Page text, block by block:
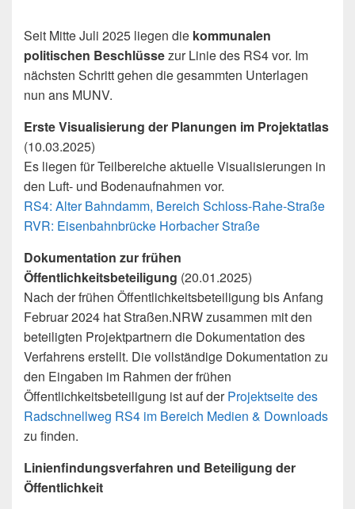
Seit Mitte Juli 2025 liegen die kommunalen
politischen Beschlüssezur Linie des RS4 vor. Im
nächsten Schritt gehen die gesammten Unterlagen
nun ans MUNV.
Erste Visualisierung der Planungen im Projektatlas
(10.03.2025)
Es liegen für Teilbereiche aktuelle Visualisierungen in
den Luft- und Bodenaufnahmen vor.
RS4: Alter Bahndamm, Bereich Schloss-Rahe-Straße
RVR: Eisenbahnbrücke Horbacher Straße
Dokumentation zur frühen
Öffentlichkeitsbeteiligung (20.01.2025)
Nach der frühen Öffentlichkeitsbeteiligung bis Anfang
Februar 2024 hat Straßen.NRW zusammen mit den
beteiligten Projektpartnern die Dokumentation des
Verfahrens erstellt. Die vollständige Dokumentation zu
den Eingaben im Rahmen der frühen
Öffentlichkeitsbeteiligung ist auf derProjektseite des
Radschnellweg RS4 im Bereich Medien & Downloads
zu finden.
Linienfindungsverfahren und Beteiligung der
Öffentlichkeit